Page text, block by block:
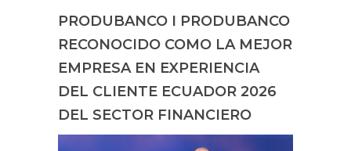
PRODUBANCO I PRODUBANCO
RECONOCIDO COMO LA MEJOR
EMPRESA EN EXPERIENCIA
DEL CLIENTE ECUADOR 2026
DEL SECTOR FINANCIERO